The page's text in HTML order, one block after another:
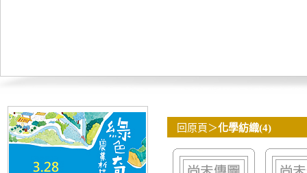
回原頁 ＞化學紡織(4)